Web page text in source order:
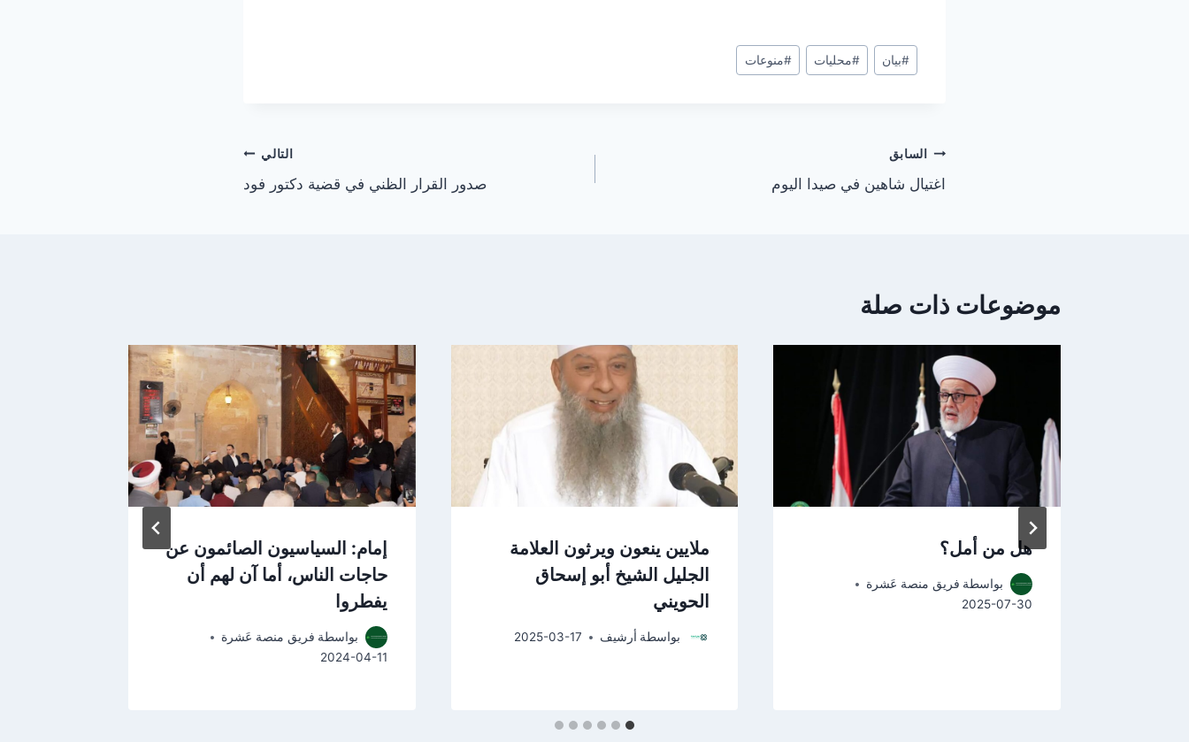
وسوم
المقال:
#بيان #محليات #منوعات
تصفّح
المقالات
السابق
اغتيال شاهين في صيدا اليوم
التالي
صدور القرار الظني في قضية دكتور فود
موضوعات ذات صلة
هل من أمل؟
بواسطة فريق منصة عَشرة
2025-07-30
ملايين ينعون ويرثون العلامة
الجليل الشيخ أبو إسحاق
الحويني
بواسطة أرشيف 2025-03-17
إمام: السياسيون الصائمون عن
حاجات الناس، أما آن لهم أن
يفطروا
بواسطة فريق منصة عَشرة
2024-04-11